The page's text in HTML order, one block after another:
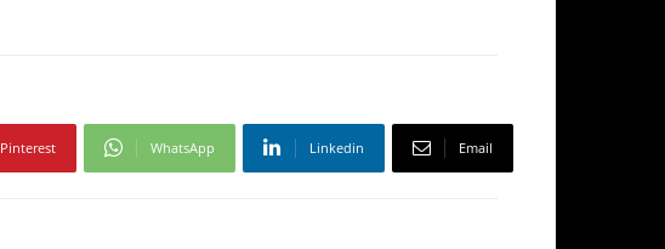
Pinterest WhatsApp Linkedin Email